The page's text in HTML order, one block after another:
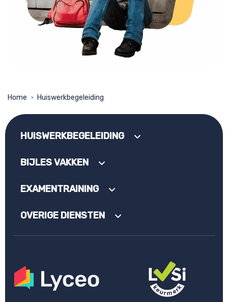
Home > Huiswerkbegeleiding
HUISWERKBEGELEIDING
BIJLES VAKKEN
EXAMENTRAINING
OVERIGE DIENSTEN